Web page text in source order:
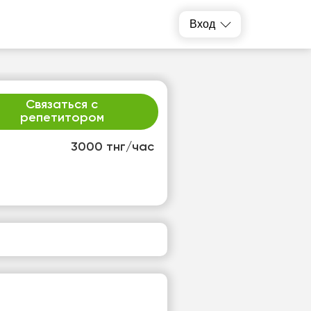
Вход
3000 тнг/час
Связаться с
репетитором
12
свободных